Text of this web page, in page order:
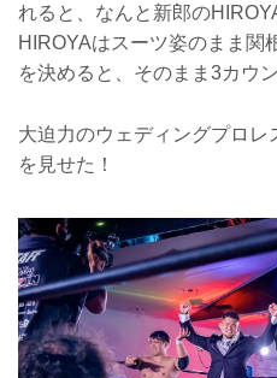
れると、なんと新郎の
HIROYAはスーツ姿のまま関
を決めると、そのまま3カウ
大迫力のウェディングプロレ
を見せた！